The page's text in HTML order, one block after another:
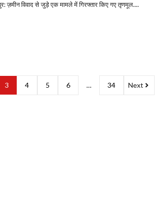
ज़मीन विवाद से जुड़े एक मामले में गिरफ्तार किए गए तृणमूल....
3 4 5 6 … 34 Next